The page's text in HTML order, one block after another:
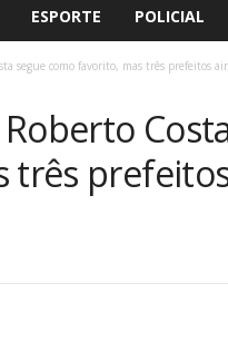
ESPORTE POLICIAL
segue como favorito, mas três prefeitos
três